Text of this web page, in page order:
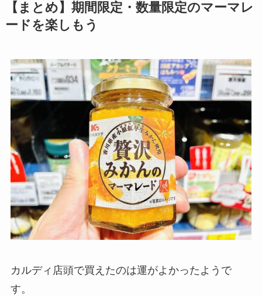
【まとめ】期間限定・数量限定のマーマレ
ードを楽しもう
カルディ店頭で買えたのは運がよかったようで
す。